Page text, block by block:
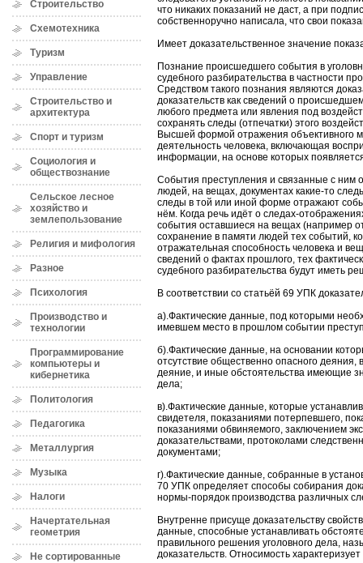
Строительство
Схемотехника
Туризм
Управление
Строительство и
архитектура
Спорт и туризм
Социология и
обществознание
Сельское лесное
хозяйство и
землепользование
Религия и мифология
Разное
Психология
Производство и
технологии
Программирование
компьютеры и
кибернетика
Политология
Педагогика
Металлургия
Музыка
Налоги
Начертательная
геометрия
Не сортированные
что никаких показаний не даст, а при
собственноручно написала, что свои
Имеет доказательственное значение
Познание происшедшего события в
судебного разбирательства в частности
Средством такого познания являются
доказательств как сведений о
любого предмета или явления под
сохранять следы (отпечатки) этого
Высшей формой отражения объективного
деятельность человека, включающая
информации, на основе которых
События преступления и связанные с ним
людей, на вещах, документах какие-то
следы в той или иной форме отражают
нём. Когда речь идёт о следах-
события оставшиеся на вещах (например
сохранение в памяти людей тех событий,
отражательная способность человека и
сведений о фактах прошлого, тех
судебного разбирательства будут иметь
В соответствии со статьёй 69 УПК
а).Фактические данные, под которыми
имевшем место в прошлом событии
б).Фактические данные, на основании
отсутствие общественно опасного деяния,
деяние, и иные обстоятельства имеющие
дела;
в).Фактические данные, которые
свидетеля, показаниями потерпевшего,
показаниями обвиняемого, заключением
доказательствами, протоколами
документами;
г).Фактические данные, собранные в
70 УПК определяет способы собирания
нормы-порядок производства различных
Внутренне присуще доказательству
данные, способные устанавливать
правильного решения уголовного дела,
доказательств. Относимость